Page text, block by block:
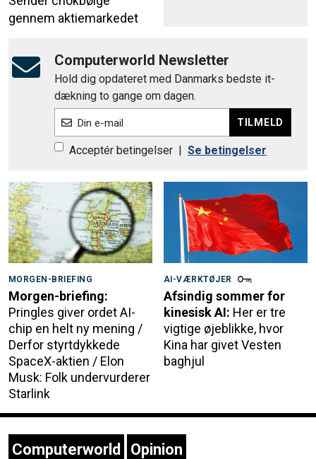
gennem aktiemarkedet
Computerworld Newsletter
Hold dig opdateret med Danmarks bedste it-
dækning to gange om dagen.
Din e-mail TILMELD
Acceptér betingelser Se betingelser
MORGEN-BRIEFING
Morgen-briefing:
Pringles giver ordet AI-
chip en helt ny mening /
Derfor styrtdykkede
SpaceX-aktien / Elon
Musk: Folk undervurderer
Starlink
AI-VÆRKTØJER
Afsindig sommer for
kinesisk AI: Her er tre
vigtige øjeblikke, hvor
Kina har givet Vesten
baghjul
Computerworld Opinion